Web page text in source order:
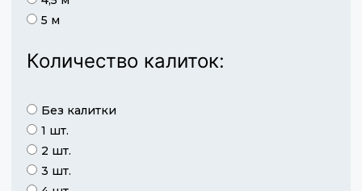
5 м
Количество калиток:
Без калитки
1 шт.
2 шт.
3 шт.